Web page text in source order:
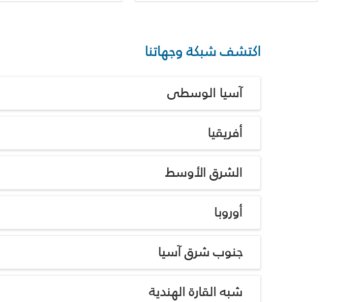
اكتشف شبكة وجهاتنا
آسيا الوسطى
أفريقيا
الشرق الأوسط
أوروبا
جنوب شرق آسيا
شبه القارة الهندية